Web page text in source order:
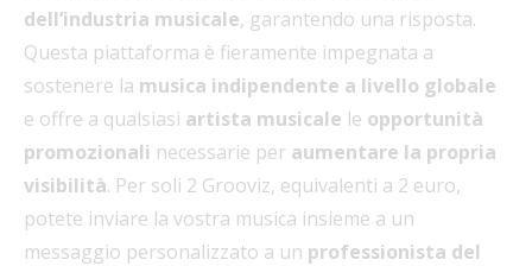
dell’industria musicale, garantendo una risposta.
Questa piattaforma è fieramente impegnata a
sostenere la musica indipendente a livello globale
e offre a qualsiasi artista musicale le opportunità
promozionali necessarie per aumentare la propria
visibilità. Per soli 2 Grooviz, equivalenti a 2 euro,
potete inviare la vostra musica insieme a un
messaggio personalizzato a un professionista del